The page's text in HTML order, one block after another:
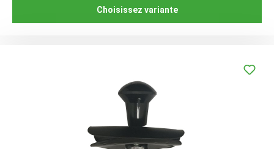
Choisissez variante